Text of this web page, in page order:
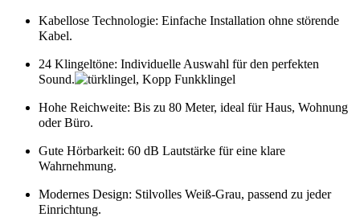
Kabellose Technologie: Einfache Installation ohne störende
Kabel.
24 Klingeltöne: Individuelle Auswahl für den perfekten
Sound.
Hohe Reichweite: Bis zu 80 Meter, ideal für Haus, Wohnung
oder Büro.
Gute Hörbarkeit: 60 dB Lautstärke für eine klare
Wahrnehmung.
Modernes Design: Stilvolles Weiß-Grau, passend zu jeder
Einrichtung.